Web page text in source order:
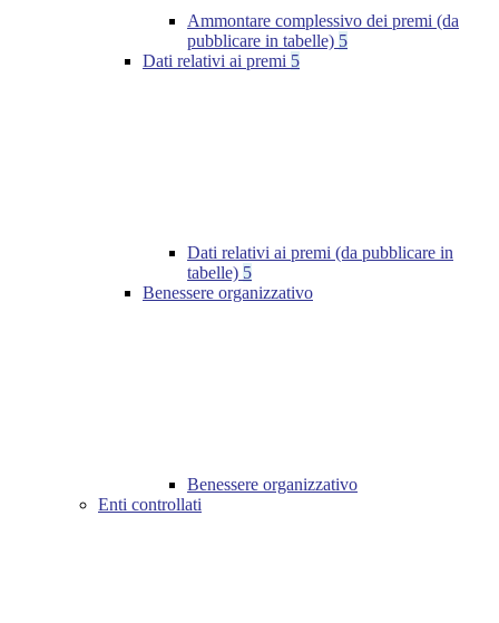
Ammontare complessivo dei premi (da
pubblicare in tabelle) 5
Dati relativi ai premi 5
Dati relativi ai premi (da pubblicare in
tabelle) 5
Benessere organizzativo
Benessere organizzativo
Enti controllati